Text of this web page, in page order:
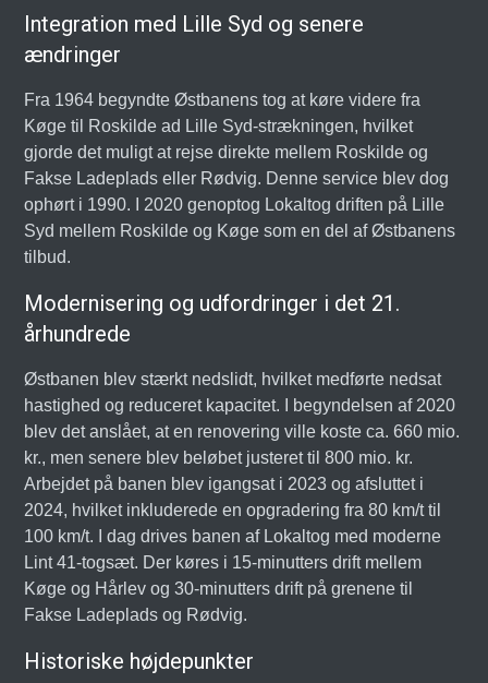
Integration med Lille Syd og senere
ændringer
Fra 1964 begyndte Østbanens tog at køre videre fra
Køge til Roskilde ad Lille Syd-strækningen, hvilket
gjorde det muligt at rejse direkte mellem Roskilde og
Fakse Ladeplads eller Rødvig. Denne service blev dog
ophørt i 1990. I 2020 genoptog Lokaltog driften på Lille
Syd mellem Roskilde og Køge som en del af Østbanens
tilbud.
Modernisering og udfordringer i det 21.
århundrede
Østbanen blev stærkt nedslidt, hvilket medførte nedsat
hastighed og reduceret kapacitet. I begyndelsen af 2020
blev det anslået, at en renovering ville koste ca. 660 mio.
kr., men senere blev beløbet justeret til 800 mio. kr.
Arbejdet på banen blev igangsat i 2023 og afsluttet i
2024, hvilket inkluderede en opgradering fra 80 km/t til
100 km/t. I dag drives banen af Lokaltog med moderne
Lint 41-togsæt. Der køres i 15-minutters drift mellem
Køge og Hårlev og 30-minutters drift på grenene til
Fakse Ladeplads og Rødvig.
Historiske højdepunkter